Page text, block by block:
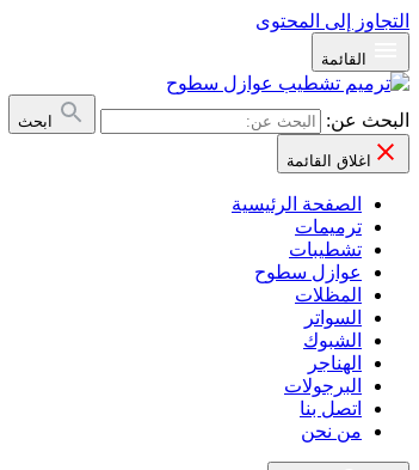
التجاوز إلى المحتوى
القائمة
البحث عن: ابحث
اغلاق القائمة
الصفحة الرئيسية
ترميمات
تشطيبات
عوازل سطوح
المظلات
السواتر
الشبوك
الهناجر
البرجولات
اتصل بنا
من نحن